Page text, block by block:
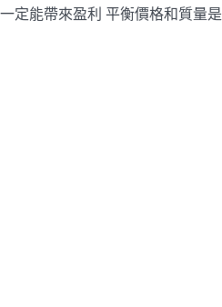
定能帶來盈利 平衡價格和質量是